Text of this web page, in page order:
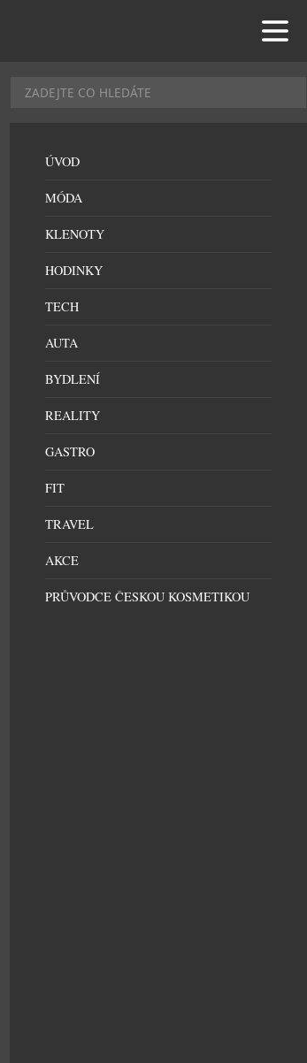
ÚVOD
MÓDA
KLENOTY
HODINKY
TECH
AUTA
BYDLENÍ
REALITY
GASTRO
FIT
TRAVEL
AKCE
PRŮVODCE ČESKOU KOSMETIKOU